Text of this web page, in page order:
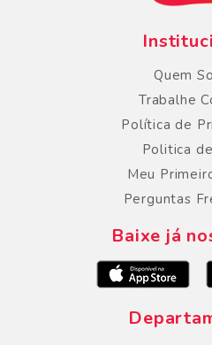
Quem
Trabalhe
Política de
Politica
Meu
Perguntas
Baixe já